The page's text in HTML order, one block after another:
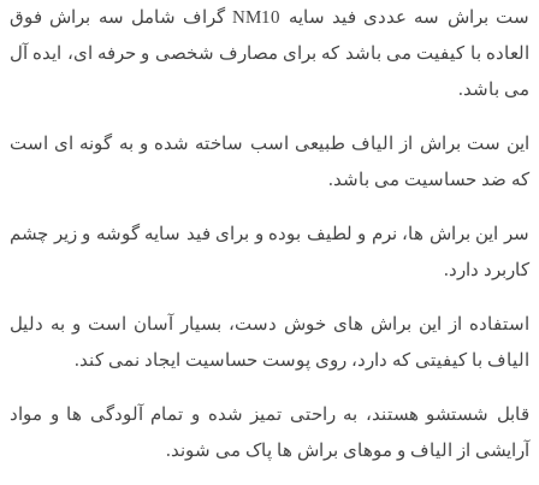
ست براش سه عددی فید سایه NM10 گراف شامل سه براش فوق
العاده با کیفیت می باشد که برای مصارف شخصی و حرفه ای، ایده آل
می باشد.
این ست براش از الیاف طبیعی اسب ساخته شده و به گونه ای است
که ضد حساسیت می باشد.
سر این براش ها، نرم و لطیف بوده و برای فید سایه گوشه و زیر چشم
کاربرد دارد.
استفاده از این براش های خوش دست، بسیار آسان است و به دلیل
الیاف با کیفیتی که دارد، روی پوست حساسیت ایجاد نمی کند.
قابل شستشو هستند، به راحتی تمیز شده و تمام آلودگی ها و مواد
آرایشی از الیاف و موهای براش ها پاک می شوند.